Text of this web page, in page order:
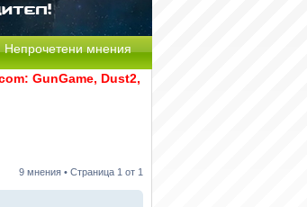
Непрочетени мнения
Dust2, CS:GO Remake [Multi-Mod]
9 мнения • Страница 1 от 1